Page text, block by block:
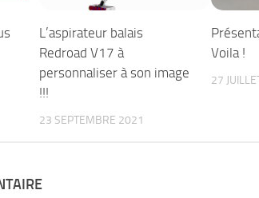
L’aspirateur balais
Redroad V17 à
personnaliser à son image
!!!
23 SEPTEMBRE 2021
Voila !
27